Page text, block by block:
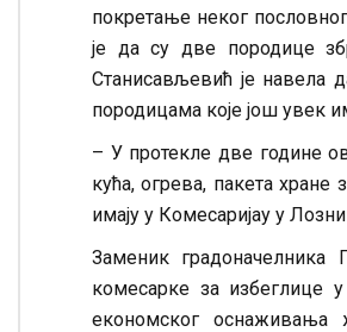
покретање неког
је да су две породице
Станисављевић је навела
породицама које још увек
– У протекле две године
кућа, огрева, пакета
имају у Комесаријау у
Заменик
комесарке за избеглице
економског